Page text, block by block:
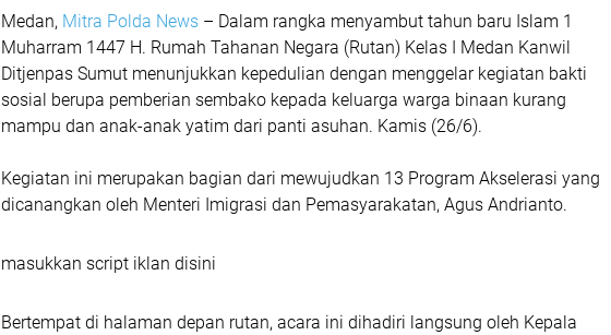
Medan, Mitra Polda News – Dalam rangka menyambut tahun baru Islam 1
Muharram 1447 H. Rumah Tahanan Negara (Rutan) Kelas I Medan Kanwil
Ditjenpas Sumut menunjukkan kepedulian dengan menggelar kegiatan bakti
sosial berupa pemberian sembako kepada keluarga warga binaan kurang
mampu dan anak-anak yatim dari panti asuhan. Kamis (26/6).
Kegiatan ini merupakan bagian dari mewujudkan 13 Program Akselerasi yang
dicanangkan oleh Menteri Imigrasi dan Pemasyarakatan, Agus Andrianto.
masukkan script iklan disini
Bertempat di halaman depan rutan, acara ini dihadiri langsung oleh Kepala